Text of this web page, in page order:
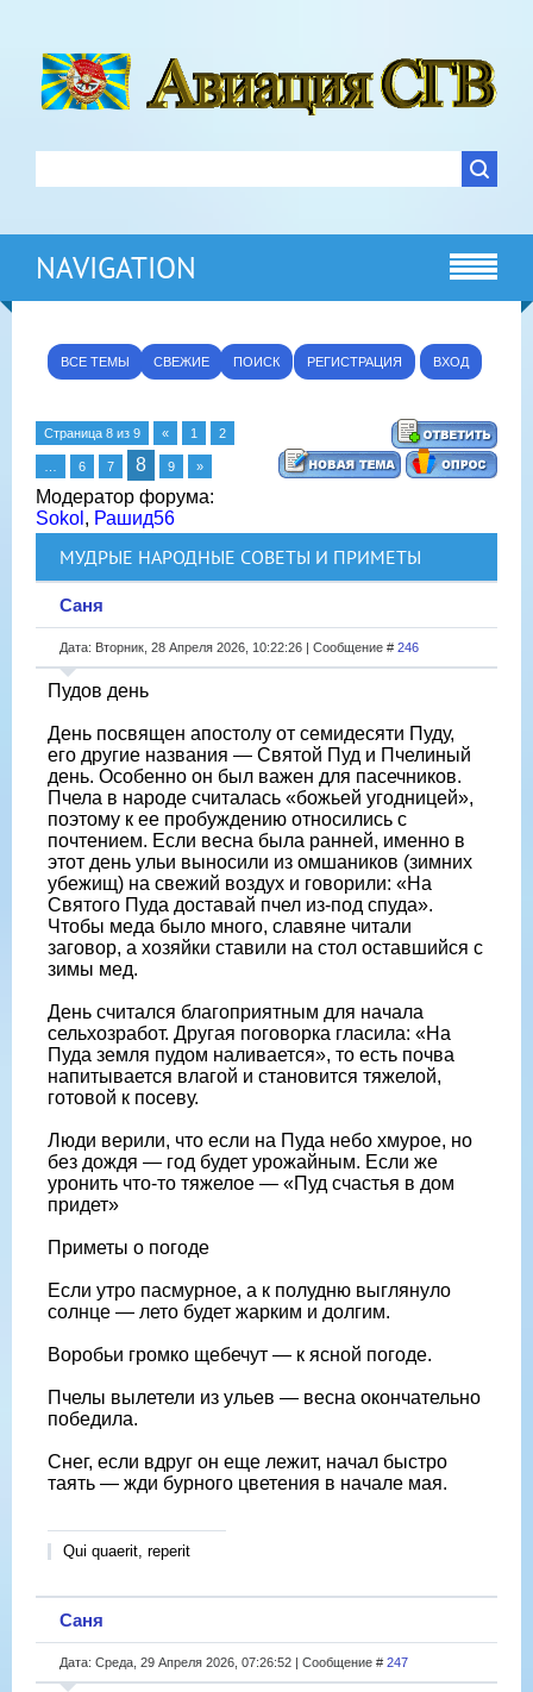
NAVIGATION
ВСЕ ТЕМЫ СВЕЖИЕ ПОИСК РЕГИСТРАЦИЯ ВХОД
Страница 8 из 9 « 1 2
6 7 8 9 »
Модератор форума:
Sokol , Рашид56
МУДРЫЕ НАРОДНЫЕ СОВЕТЫ И ПРИМЕТЫ
Саня
Дата: Вторник, 28 Апреля 2026, 10:22:26 | Сообщение # 246
Пудов день
День посвящен апостолу от семидесяти Пуду,
его другие названия — Святой Пуд и Пчелиный
день. Особенно он был важен для пасечников.
Пчела в народе считалась «божьей угодницей»,
поэтому к ее пробуждению относились с
почтением. Если весна была ранней, именно в
этот день ульи выносили из омшаников (зимних
убежищ) на свежий воздух и говорили: «На
Святого Пуда доставай пчел из-под спуда».
Чтобы меда было много, славяне читали
заговор, а хозяйки ставили на стол оставшийся с
зимы мед.
День считался благоприятным для начала
сельхозработ. Другая поговорка гласила: «На
Пуда земля пудом наливается», то есть почва
напитывается влагой и становится тяжелой,
готовой к посеву.
Люди верили, что если на Пуда небо хмурое, но
без дождя — год будет урожайным. Если же
уронить что-то тяжелое — «Пуд счастья в дом
придет»
Приметы о погоде
Если утро пасмурное, а к полудню выглянуло
солнце — лето будет жарким и долгим.
Воробьи громко щебечут — к ясной погоде.
Пчелы вылетели из ульев — весна окончательно
победила.
Снег, если вдруг он еще лежит, начал быстро
таять — жди бурного цветения в начале мая.
Qui quaerit, reperit
Саня
Дата: Среда, 29 Апреля 2026, 07:26:52 | Сообщение # 247